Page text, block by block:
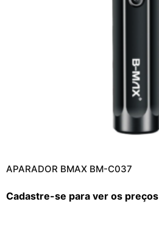
APARADOR BMAX BM-C037
Cadastre-se para ver os preços